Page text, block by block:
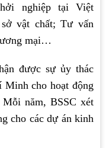
nghiệp tại Việt
vật chất; Tư vấn
mại…
được sự ủy thác
cho hoạt động
năm, BSSC xét
cho các dự án kinh